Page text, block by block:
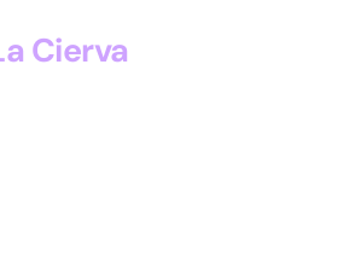
Cierva